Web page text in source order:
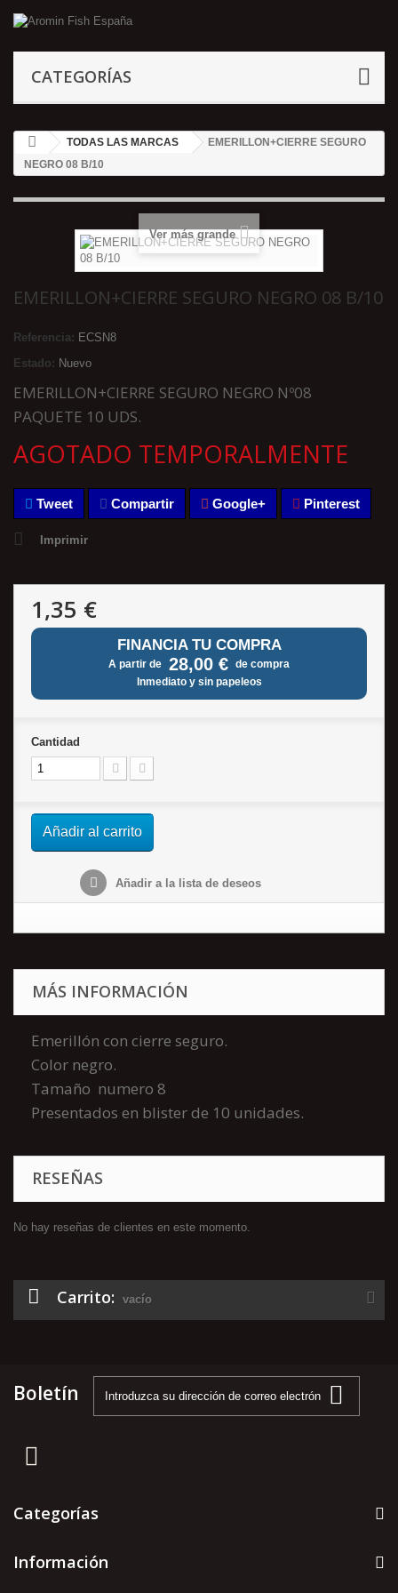
CATEGORÍAS
TODAS LAS MARCAS
EMERILLON+CIERRE SEGURO
NEGRO 08 B/10
Ver más grande
EMERILLON+CIERRE SEGURO NEGRO 08 B/10
Referencia: ECSN8
Estado: Nuevo
EMERILLON+CIERRE SEGURO NEGRO Nº08
PAQUETE 10 UDS.
AGOTADO TEMPORALMENTE
Tweet Compartir Google+ Pinterest
Imprimir
1,35 €
FINANCIA TU COMPRA
A partir de 28,00 € de compra
Inmediato y sin papeleos
Cantidad
Añadir al carrito
Añadir a la lista de deseos
MÁS INFORMACIÓN
Emerillón con cierre seguro.
Color negro.
Tamaño numero 8
Presentados en blister de 10 unidades.
RESEÑAS
No hay reseñas de clientes en este momento.
Carrito: vacío
Boletín
Categorías
Información